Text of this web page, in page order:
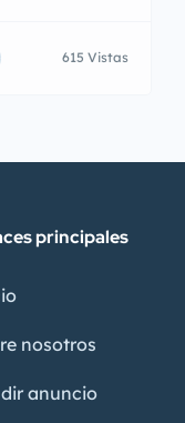
615 Vistas
principales
nosotros
anuncio